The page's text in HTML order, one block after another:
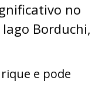
no
Borduchi,
e pode